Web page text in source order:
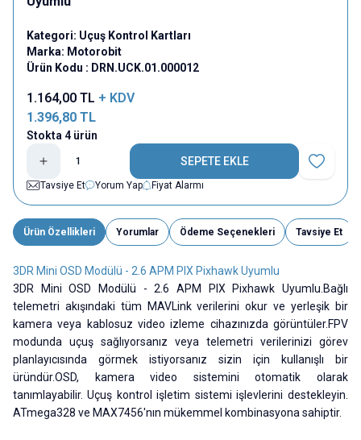
Kategori: Uçuş Kontrol Kartları
Marka: Motorobit
Ürün Kodu : DRN.UCK.01.000012
1.164,00 TL + KDV
1.396,80 TL
Stokta 4 ürün
SEPETE EKLE
Favoriye
Tavsiye Et
Yorum Yap Fiyat Alarmı
Ürün Özellikleri Yorumlar Ödeme Seçenekleri Tavsiye Et
3DR Mini OSD Modülü - 2.6 APM PIX Pixhawk Uyumlu
3DR Mini OSD Modülü - 2.6 APM PIX Pixhawk Uyumlu.Bağlı
telemetri akışındaki tüm MAVLink verilerini okur ve yerleşik bir
kamera veya kablosuz video izleme cihazınızda görüntüler.FPV
modunda uçuş sağlıyorsanız veya telemetri verilerinizi görev
planlayıcısında görmek istiyorsanız sizin için kullanışlı bir
üründür.OSD, kamera video sistemini otomatik olarak
tanımlayabilir. Uçuş kontrol işletim sistemi işlevlerini destekleyin.
ATmega328 ve MAX7456'nın mükemmel kombinasyona sahiptir.